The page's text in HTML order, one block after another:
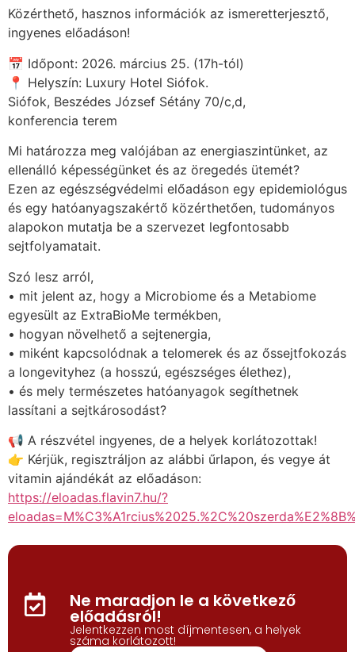
Közérthető, hasznos információk az ismeretterjesztő,
ingyenes előadáson!
📅 Időpont: 2026. március 25. (17h-tól)
📍 Helyszín: Luxury Hotel Siófok.
Siófok, Beszédes József Sétány 70/c,d,
konferencia terem
Mi határozza meg valójában az energiaszintünket, az
ellenálló képességünket és az öregedés ütemét?
Ezen az egészségvédelmi előadáson egy epidemiológus
és egy hatóanyagszakértő közérthetően, tudományos
alapokon mutatja be a szervezet legfontosabb
sejtfolyamatait.
Szó lesz arról,
• mit jelent az, hogy a Microbiome és a Metabiome
egyesült az ExtraBioMe termékben,
• hogyan növelhető a sejtenergia,
• miként kapcsolódnak a telomerek és az őssejtfokozás
a longevityhez (a hosszú, egészséges élethez),
• és mely természetes hatóanyagok segíthetnek
lassítani a sejtkárosodást?
📢 A részvétel ingyenes, de a helyek korlátozottak!
👉 Kérjük, regisztráljon az alábbi űrlapon, és vegye át
vitamin ajándékát az előadáson:
https://eloadas.flavin7.hu/?
Ne maradjon le a következő
előadásról!
Jelentkezzen most díjmentesen, a helyek
száma korlátozott!